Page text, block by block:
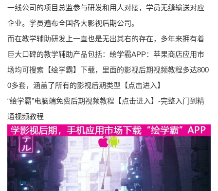
一线公司的项目总监参与研发和用人对接，学员无缝输送对应
企业。学员遍布全国各大影视后期公司。
而在教学辅助研发上一直也是无出其右的存在，多年来拥有着
巨大口碑的教学辅助产品包括：绘学霸APP：苹果商店应用市
场均可搜索【绘学霸】下载，里面的影视后期视频教程多达800
0多套，涵盖了所有的影视后期类型【点击进入】
“绘学霸”电脑端免费后期视频教程【点击进入】-完整入门到精
通视频教程